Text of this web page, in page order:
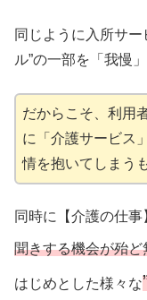
同じように入所サ
ル”の一部を「我慢
だからこそ、利用
に「介護サービス
情を抱いてしまう
同時に【介護の仕
聞きする機会が殆ど
はじめとした様々な